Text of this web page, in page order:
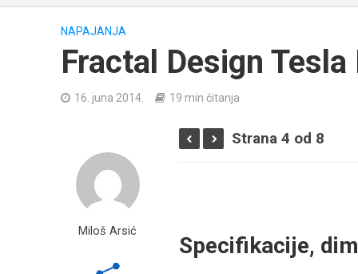
NAPAJANJA
Fractal Design Tesla
16. juna 2014. 19 min čitanja
Miloš Arsić
Strana 4 od 8
Specifikacije,